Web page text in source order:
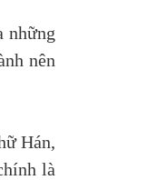
những
nên
Hán,
là